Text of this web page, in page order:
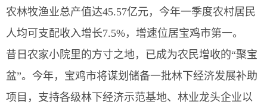
农林牧渔业总产值达45.57亿元，今年一季度农村居民
人均可支配收入增长7.5%，增速位居宝鸡市第一。
昔日农家小院里的方寸之地，已成为农民增收的“聚宝
盆”。今年，宝鸡市将谋划储备一批林下经济发展补助
项目，支持各级林下经济示范基地、林业龙头企业以